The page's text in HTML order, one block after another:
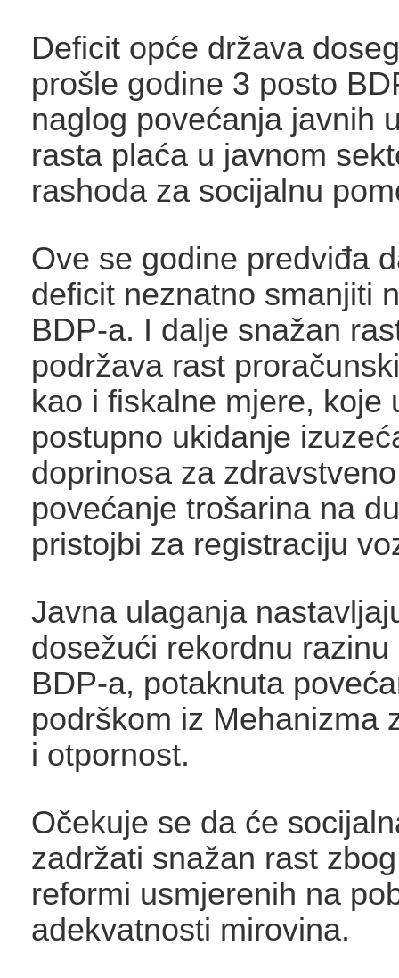
Deficit opće država
prošle godine 3 posto
naglog povećanja javnih
rasta plaća u javnom
rashoda za socijalnu
Ove se godine predviđa
deficit neznatno smanjiti
BDP-a. I dalje snažan
podržava rast
kao i fiskalne mjere, koje
postupno ukidanje
doprinosa za
povećanje trošarina na
pristojbi za registraciju
Javna ulaganja
dosežući rekordnu
BDP-a, potaknuta
podrškom iz Mehanizma
i otpornost.
Očekuje se da će
zadržati snažan rast
reformi usmjerenih na
adekvatnosti mirovina.